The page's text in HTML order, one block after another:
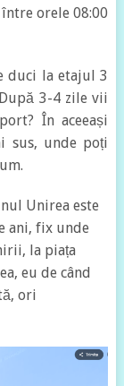
orele 08:00
duci la etajul 3
3-4 zile vii
În aceeași
sus, unde poți
Unirea este
ani, fix unde
la piața
eu de când
ori